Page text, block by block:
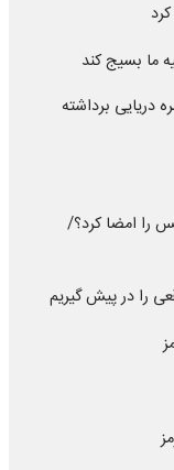
ما بسیج کند
دریایی برداشته
را امضا کرد؟/
را در پیش گیریم